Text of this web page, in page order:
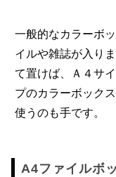
一般的なカラーボ
イルや雑誌が入り
て置けば、Ａ４サ
プのカラーボック
使うのも手です。
A4ファイルボ